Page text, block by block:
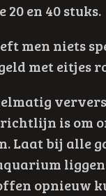
20 en 40 stuks.
men niets
met eitjes
is om
Laat bij alle
liggen.
opnieuw